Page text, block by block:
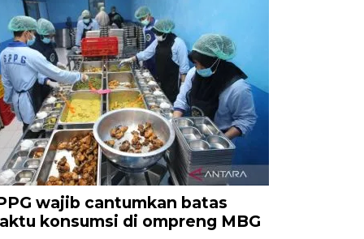
wajib cantumkan batas
konsumsi di ompreng MBG